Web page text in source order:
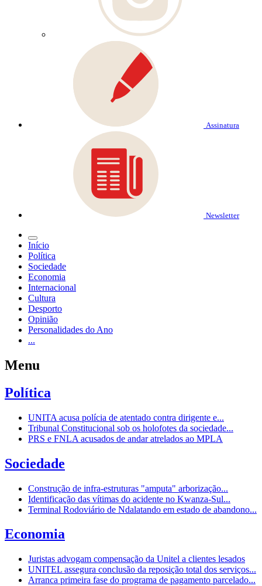
Assinatura
Newsletter
Início
Política
Sociedade
Economia
Internacional
Cultura
Desporto
Opinião
Personalidades do Ano
...
Menu
Política
UNITA acusa polícia de atentado contra dirigente e...
Tribunal Constitucional sob os holofotes da sociedade...
PRS e FNLA acusados de andar atrelados ao MPLA
Sociedade
Construção de infra-estruturas "amputa" arborização...
Identificação das vítimas do acidente no Kwanza-Sul...
Terminal Rodoviário de Ndalatando em estado de abandono...
Economia
Juristas advogam compensação da Unitel a clientes lesados
UNITEL assegura conclusão da reposição total dos serviços...
Arranca primeira fase do programa de pagamento parcelado...